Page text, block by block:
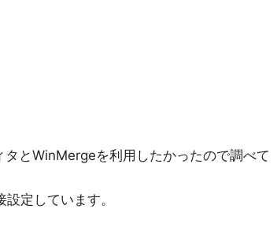
とWinMergeを利用したかったので調べて
定しています。